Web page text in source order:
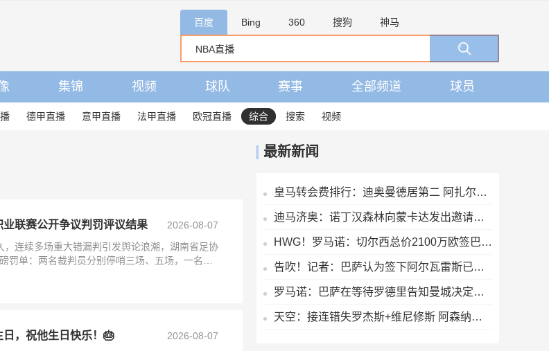
百度 Bing 360 搜狗 神马
集锦 视频 球队 赛事 全部频道 球员
德甲直播 意甲直播 法甲直播 欧冠直播 综合 搜索 视频
联赛公开争议判罚评议结果
2026-08-07
连续多场重大错漏判引发舆论浪潮，湖南省足协
单：两名裁判员分别停哨三场、五场，一名助
，祝他生日快乐！🎂
2026-08-07
最新新闻
皇马转会费排行：迪奥曼德居第二 阿扎尔第三 C罗第五 齐达内第七
迪马济奥：诺丁汉森林向蒙卡达发出邀请，后者可能前往英超发展
HWG！罗马诺：切尔西总价2100万欧签巴列卡诺28岁左后卫查瓦里亚
告吹！记者：巴萨认为签下阿尔瓦雷斯已无可能，正在寻找备选目标
罗马诺：巴萨在等待罗德里告知曼城决定，想尽量快速推进以防意外
天空：接连错失罗杰斯+维尼修斯 阿森纳有意巴尔科拉但1.45亿太贵